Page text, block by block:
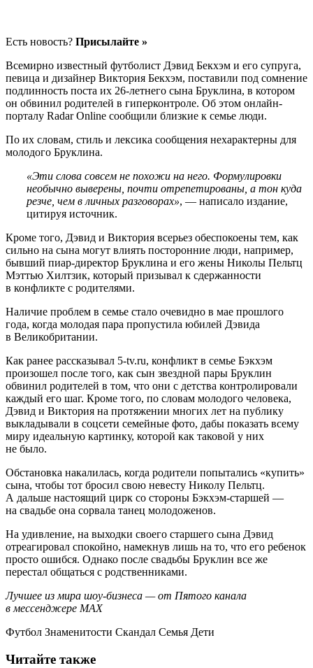
Есть новость? Присылайте »
Всемирно известный футболист Дэвид Бекхэм и его супруга,
певица и дизайнер Виктория Бекхэм, поставили под сомнение
подлинность поста их 26-летнего сына Бруклина, в котором
он обвинил родителей в гиперконтроле. Об этом онлайн-
порталу Radar Online сообщили близкие к семье люди.
По их словам, стиль и лексика сообщения нехарактерны для
молодого Бруклина.
«Эти слова совсем не похожи на него. Формулировки
необычно выверены, почти отрепетированы, а тон куда
резче, чем в личных разговорах», — написало издание,
цитируя источник.
Кроме того, Дэвид и Виктория всерьез обеспокоены тем, как
сильно на сына могут влиять посторонние люди, например,
бывший пиар-директор Бруклина и его жены Николы Пельтц
Мэттью Хилтзик, который призывал к сдержанности
в конфликте с родителями.
Наличие проблем в семье стало очевидно в мае прошлого
года, когда молодая пара пропустила юбилей Дэвида
в Великобритании.
Как ранее рассказывал 5-tv.ru, конфликт в семье Бэкхэм
произошел после того, как сын звездной пары Бруклин
обвинил родителей в том, что они с детства контролировали
каждый его шаг. Кроме того, по словам молодого человека,
Дэвид и Виктория на протяжении многих лет на публику
выкладывали в соцсети семейные фото, дабы показать всему
миру идеальную картинку, которой как таковой у них
не было.
Обстановка накалилась, когда родители попытались «купить»
сына, чтобы тот бросил свою невесту Николу Пельтц.
А дальше настоящий цирк со стороны Бэкхэм-старшей —
на свадьбе она сорвала танец молодоженов.
На удивление, на выходки своего старшего сына Дэвид
отреагировал спокойно, намекнув лишь на то, что его ребенок
просто ошибся. Однако после свадьбы Бруклин все же
перестал общаться с родственниками.
Лучшее из мира шоу-бизнеса — от Пятого канала
в мессенджере MAX
Футбол Знаменитости Скандал Семья Дети
Читайте также